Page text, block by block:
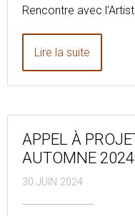
Rencontre avec
Lire la suite
APPEL À
AUTOMNE 2024
30 JUIN 2024